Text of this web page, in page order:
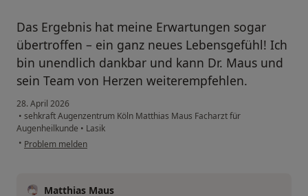
Das Ergebnis hat meine Erwartungen sogar
übertroffen – ein ganz neues Lebensgefühl! Ich
bin unendlich dankbar und kann Dr. Maus und
sein Team von Herzen weiterempfehlen.
28. April 2026
• sehkraft Augenzentrum Köln Matthias Maus Facharzt für
Augenheilkunde • Lasik
• Problem melden
Matthias Maus